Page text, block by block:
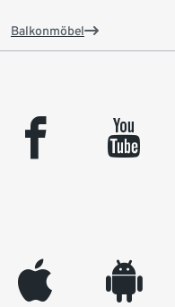
Balkonmöbel
facebook youtube
appleinc android